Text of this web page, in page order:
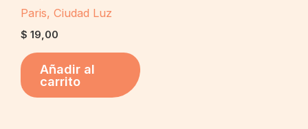
Paris, Ciudad Luz
$ 19,00
Añadir al
carrito